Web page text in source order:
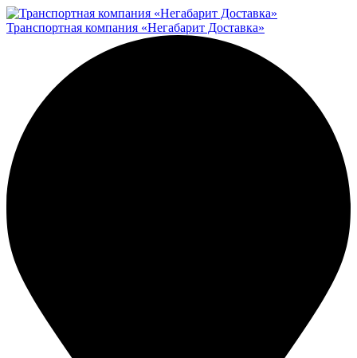
Транспортная компания «Негабарит Доставка»